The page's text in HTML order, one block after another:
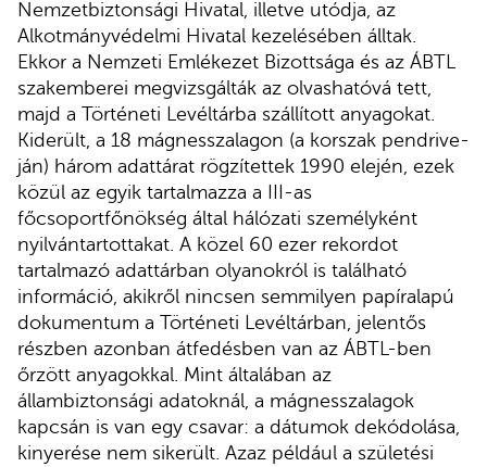
Nemzetbiztonsági Hivatal, illetve utódja, az
Alkotmányvédelmi Hivatal kezelésében álltak.
Ekkor a Nemzeti Emlékezet Bizottsága és az ÁBTL
szakemberei megvizsgálták az olvashatóvá tett,
majd a Történeti Levéltárba szállított anyagokat.
Kiderült, a 18 mágnesszalagon (a korszak pendrive-
ján) három adattárat rögzítettek 1990 elején, ezek
közül az egyik tartalmazza a III-as
főcsoportfőnökség által hálózati személyként
nyilvántartottakat. A közel 60 ezer rekordot
tartalmazó adattárban olyanokról is található
információ, akikről nincsen semmilyen papíralapú
dokumentum a Történeti Levéltárban, jelentős
részben azonban átfedésben van az ÁBTL-ben
őrzött anyagokkal. Mint általában az
állambiztonsági adatoknál, a mágnesszalagok
kapcsán is van egy csavar: a dátumok dekódolása,
kinyerése nem sikerült. Azaz például a születési